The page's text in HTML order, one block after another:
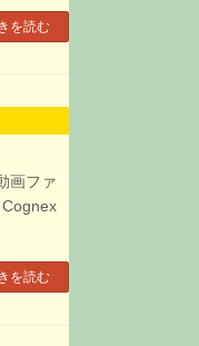
を読む
画ファ
を読む